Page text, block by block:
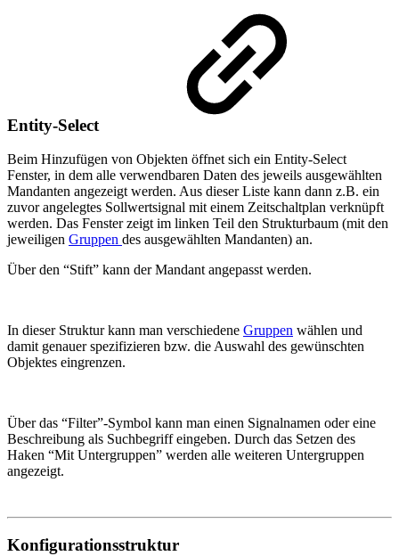
Entity-Select
Beim Hinzufügen von Objekten öffnet sich ein Entity-Select
Fenster, in dem alle verwendbaren Daten des jeweils ausgewählten
Mandanten angezeigt werden. Aus dieser Liste kann dann z.B. ein
zuvor angelegtes Sollwertsignal mit einem Zeitschaltplan verknüpft
werden. Das Fenster zeigt im linken Teil den Strukturbaum (mit den
jeweiligen Gruppen des ausgewählten Mandanten) an.
Über den “Stift” kann der Mandant angepasst werden.
In dieser Struktur kann man verschiedene Gruppen wählen und
damit genauer spezifizieren bzw. die Auswahl des gewünschten
Objektes eingrenzen.
Über das “Filter”-Symbol kann man einen Signalnamen oder eine
Beschreibung als Suchbegriff eingeben. Durch das Setzen des
Haken “Mit Untergruppen” werden alle weiteren Untergruppen
angezeigt.
Konfigurationsstruktur